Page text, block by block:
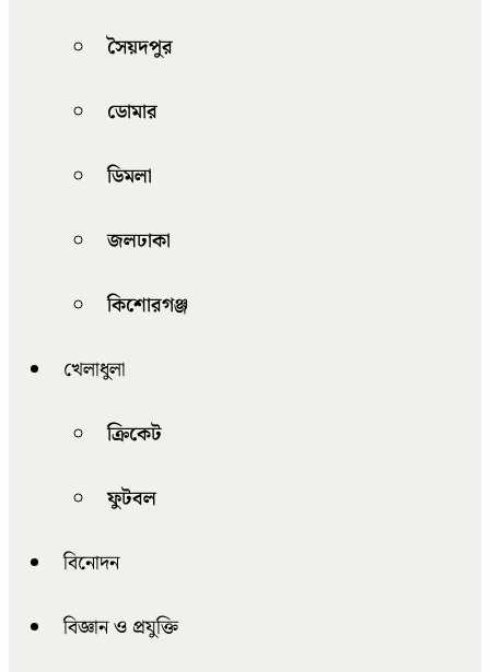
সৈয়দপুর
ডোমার
ডিমলা
জলঢাকা
কিশোরগঞ্জ
খেলাধুলা
ক্রিকেট
ফুটবল
বিনোদন
বিজ্ঞান ও প্রযুক্তি